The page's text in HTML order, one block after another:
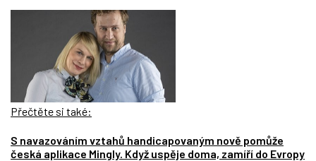
Přečtěte si také:
S navazováním vztahů handicapovaným nově pomůže
česká aplikace Mingly. Když uspěje doma, zamíří do Evropy